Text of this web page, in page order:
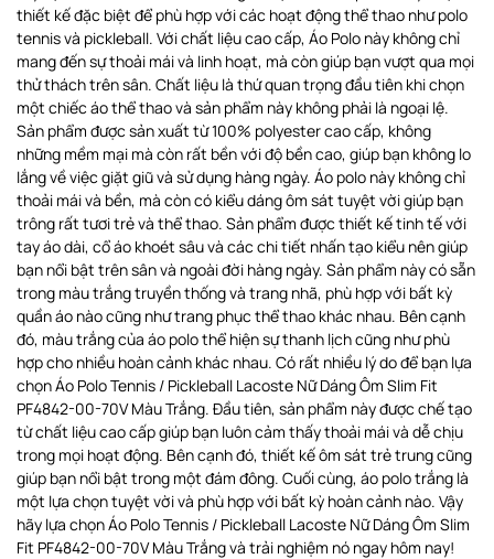
thiết kế đặc biệt để phù hợp với các hoạt động thể thao như polo
tennis và pickleball. Với chất liệu cao cấp, Áo Polo này không chỉ
mang đến sự thoải mái và linh hoạt, mà còn giúp bạn vượt qua mọi
thử thách trên sân. Chất liệu là thứ quan trọng đầu tiên khi chọn
một chiếc áo thể thao và sản phẩm này không phải là ngoại lệ.
Sản phẩm được sản xuất từ 100% polyester cao cấp, không
những mềm mại mà còn rất bền với độ bền cao, giúp bạn không lo
lắng về việc giặt giũ và sử dụng hàng ngày. Áo polo này không chỉ
thoải mái và bền, mà còn có kiểu dáng ôm sát tuyệt vời giúp bạn
trông rất tươi trẻ và thể thao. Sản phẩm được thiết kế tinh tế với
tay áo dài, cổ áo khoét sâu và các chi tiết nhấn tạo kiểu nên giúp
bạn nổi bật trên sân và ngoài đời hàng ngày. Sản phẩm này có sẵn
trong màu trắng truyền thống và trang nhã, phù hợp với bất kỳ
quần áo nào cũng như trang phục thể thao khác nhau. Bên cạnh
đó, màu trắng của áo polo thể hiện sự thanh lịch cũng như phù
hợp cho nhiều hoàn cảnh khác nhau. Có rất nhiều lý do để bạn lựa
chọn Áo Polo Tennis / Pickleball Lacoste Nữ Dáng Ôm Slim Fit
PF4842-00-70V Màu Trắng. Đầu tiên, sản phẩm này được chế tạo
từ chất liệu cao cấp giúp bạn luôn cảm thấy thoải mái và dễ chịu
trong mọi hoạt động. Bên cạnh đó, thiết kế ôm sát trẻ trung cũng
giúp bạn nổi bật trong một đám đông. Cuối cùng, áo polo trắng là
một lựa chọn tuyệt vời và phù hợp với bất kỳ hoàn cảnh nào. Vậy
hãy lựa chọn Áo Polo Tennis / Pickleball Lacoste Nữ Dáng Ôm Slim
Fit PF4842-00-70V Màu Trắng và trải nghiệm nó ngay hôm nay!